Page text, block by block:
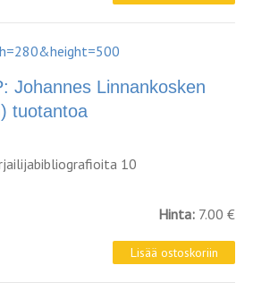
Johannes Linnankosken
tuotantoa
10
Hinta: 7.00 €